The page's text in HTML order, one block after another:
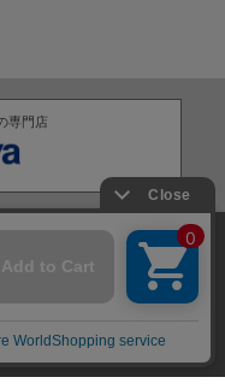
専門店
ポリシー サイトマップ
CO.,LTD.